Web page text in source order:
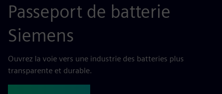
Passeport de batterie
Siemens
Ouvrez la voie vers une industrie des batteries plus
transparente et durable.